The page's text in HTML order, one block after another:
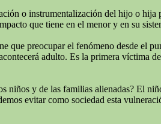
o instrumentalización del hijo o
que tiene en el menor y en su
preocupar el fenómeno desde el
adulto. Es la primera víctima
niños y de las familias alienadas? El
evitar como sociedad esta